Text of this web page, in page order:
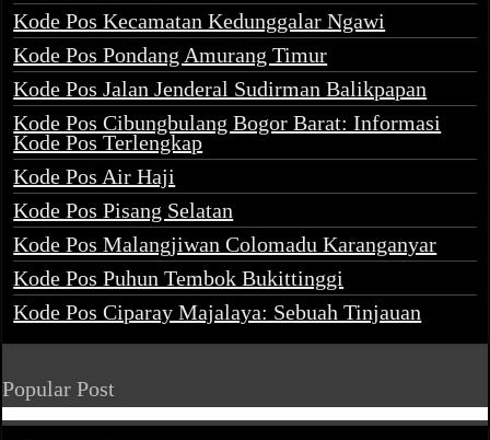
Kode Pos Kecamatan Kedunggalar Ngawi
Kode Pos Pondang Amurang Timur
Kode Pos Jalan Jenderal Sudirman Balikpapan
Kode Pos Cibungbulang Bogor Barat: Informasi
Kode Pos Terlengkap
Kode Pos Air Haji
Kode Pos Pisang Selatan
Kode Pos Malangjiwan Colomadu Karanganyar
Kode Pos Puhun Tembok Bukittinggi
Kode Pos Ciparay Majalaya: Sebuah Tinjauan
Popular Post